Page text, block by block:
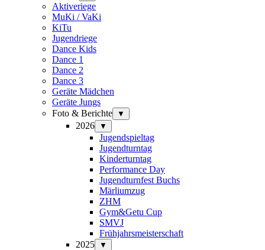
Aktiveriege
MuKi / VaKi
KiTu
Jugendriege
Dance Kids
Dance 1
Dance 2
Dance 3
Geräte Mädchen
Geräte Jungs
Foto & Berichte
▼
2026 ▼
Jugendspieltag
Jugendturntag
Kinderturntag
Performance Day
Jugendturnfest Buchs
Märliumzug
ZHM
Gym&Getu Cup
SMVJ
Frühjahrsmeisterschaft
2025
▼